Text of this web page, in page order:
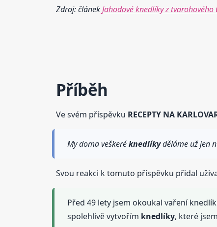
Zdroj: článekJahodové knedlíky z tvarohového
Příběh
Ve svém příspěvku RECEPTY NA
My doma veškeréknedlíkyděláme už jen
Svou reakci k tomuto příspěvku přidal
Před 49 lety jsem okoukal vaření
spolehlivě vytvořím knedlíky, které